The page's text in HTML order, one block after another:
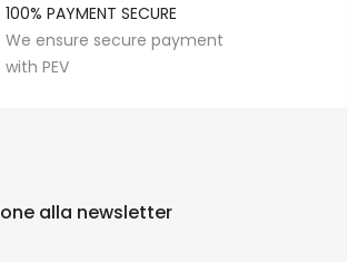
100% PAYMENT SECURE
We ensure secure payment
with PEV
alla newsletter